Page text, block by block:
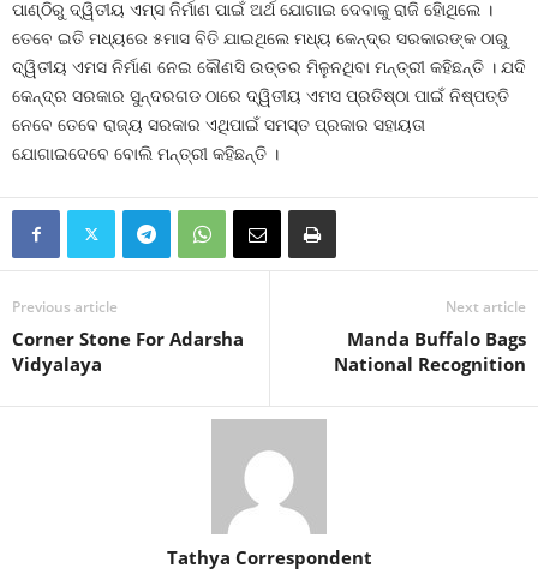
ପାଣ୍ଠିରୁ ଦ୍ୱିତୀୟ ଏମ୍‍ସ ନିର୍ମାଣ ପାଇଁ ଅର୍ଥ ଯୋଗାଇ ଦେବାକୁ ରାଜି ହୋିଥିଲେ ।
ତେବେ ଇତି ମଧ୍ୟରେ ୫ମାସ ବିତି ଯାଇଥିଲେ ମଧ୍ୟ କେନ୍ଦ୍ର ସରକାରଙ୍କ ଠାରୁ
ଦ୍ୱିତୀୟ ଏମସ ନିର୍ମାଣ ନେଇ କୌଣସି ଉତ୍ତର ମିଳୁନଥିବା ମନ୍ତ୍ରୀ କହିଛନ୍ତି । ଯଦି
କେନ୍ଦ୍ର ସରକାର ସୁନ୍ଦରଗଡ ଠାରେ ଦ୍ୱିତୀୟ ଏମସ ପ୍ରତିଷ୍ଠା ପାଇଁ ନିଷ୍ପତ୍ତି
ନେବେ ତେବେ ରାଜ୍ୟ ସରକାର ଏଥିପାଇଁ ସମସ୍ତ ପ୍ରକାର ସହାୟତା
ଯୋଗାଇଦେବେ ବୋଲି ମନ୍ତ୍ରୀ କହିଛନ୍ତି ।
Previous article
Corner Stone For Adarsha
Vidyalaya
Next article
Manda Buffalo Bags
National Recognition
Tathya Correspondent